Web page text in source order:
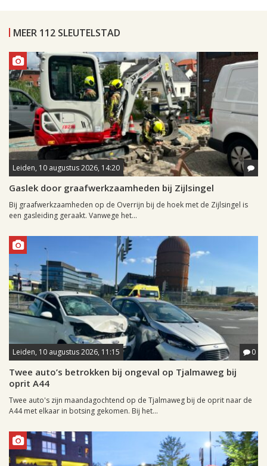
MEER 112 SLEUTELSTAD
Leiden, 10 augustus 2026, 14:20
Gaslek door graafwerkzaamheden bij Zijlsingel
Bij graafwerkzaamheden op de Overrijn bij de hoek met de Zijlsingel is
een gasleiding geraakt. Vanwege het...
Leiden, 10 augustus 2026, 11:15 0
Twee auto’s betrokken bij ongeval op Tjalmaweg bij
oprit A44
Twee auto's zijn maandagochtend op de Tjalmaweg bij de oprit naar de
A44 met elkaar in botsing gekomen. Bij het...